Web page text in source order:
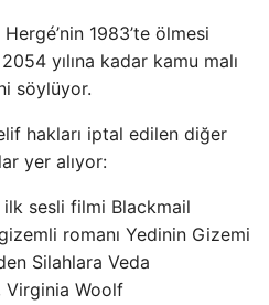
1983’te ölmesi
yılına kadar kamu malı
söylüyor.
hakları iptal edilen diğer
yer alıyor:
sesli filmi Blackmail
romanı Yedinin Gizemi
Silahlara Veda
Virginia Woolf